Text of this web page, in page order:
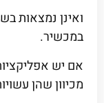
ואינן נמצאות
במכשיר.
אם יש
מכיוון שהן